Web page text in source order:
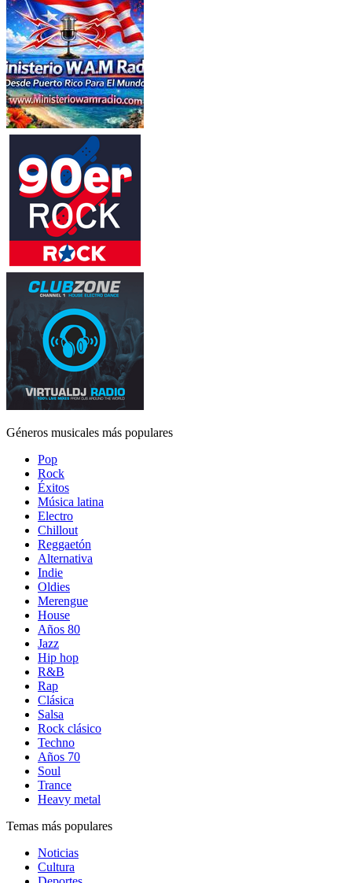
Géneros musicales más populares
Pop
Rock
Éxitos
Música latina
Electro
Chillout
Reggaetón
Alternativa
Indie
Oldies
Merengue
House
Años 80
Jazz
Hip hop
R&B
Rap
Clásica
Salsa
Rock clásico
Techno
Años 70
Soul
Trance
Heavy metal
Temas más populares
Noticias
Cultura